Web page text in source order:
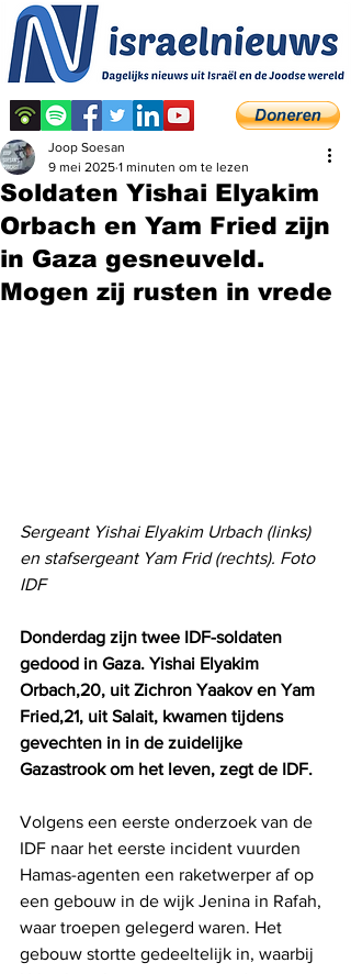
Soldaten Yishai Elyakim
Orbach en Yam Fried zijn
in Gaza gesneuveld.
Mogen zij rusten in vrede
Joop Soesan
9 mei 2025 1 minuten om te lezen
Sergeant Yishai Elyakim Urbach (links)
en stafsergeant Yam Frid (rechts). Foto
IDF
Donderdag zijn twee IDF-soldaten
gedood in Gaza. Yishai Elyakim
Orbach,20, uit Zichron Yaakov en Yam
Fried,21, uit Salait, kwamen tijdens
gevechten in in de zuidelijke
Gazastrook om het leven, zegt de IDF.
Volgens een eerste onderzoek van de
IDF naar het eerste incident vuurden
Hamas-agenten een raketwerper af op
een gebouw in de wijk Jenina in Rafah,
waar troepen gelegerd waren. Het
gebouw stortte gedeeltelijk in, waarbij